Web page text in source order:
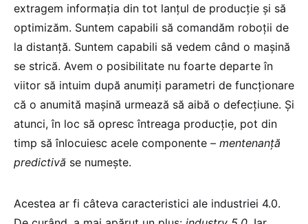
extragem informația din tot lanțul de producție și să
optimizăm. Suntem capabili să comandăm roboții de
la distanță. Suntem capabili să vedem când o mașină
se strică. Avem o posibilitate nu foarte departe în
viitor să intuim după anumiți parametri de funcționare
că o anumită mașină urmează să aibă o defecțiune. Și
atunci, în loc să opresc întreaga producție, pot din
timp să înlocuiesc acele componente – mentenanță
predictivă se numește.
Acestea ar fi câteva caracteristici ale industriei 4.0.